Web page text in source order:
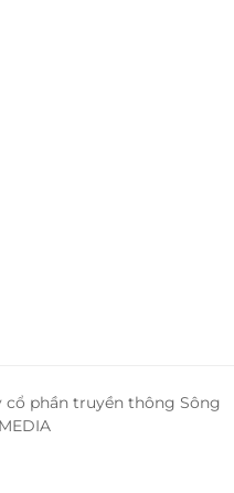
cổ phần truyền thông Sông